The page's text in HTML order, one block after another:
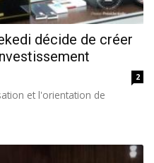
décide de créer
2
et l'orientation de